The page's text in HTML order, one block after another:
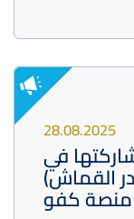
28.08.2025
في
القماش)
منصة كفو